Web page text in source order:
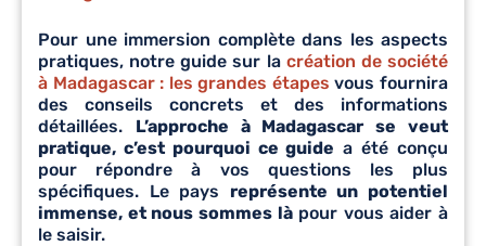
Pour une immersion complète dans les aspects
pratiques, notre guide sur la création de société
à Madagascar : les grandes étapes vous fournira
des conseils concrets et des informations
détaillées. L’approche à Madagascar se veut
pratique, c’est pourquoi ce guide a été conçu
pour répondre à vos questions les plus
spécifiques. Le pays représente un potentiel
immense, et nous sommes làpour vous aider à
le saisir.